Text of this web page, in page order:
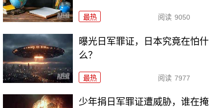
最热 阅读 9050
曝光日军罪证，日本究竟在怕什
么？
最热 阅读 7977
少年捐日军罪证遭威胁，谁在掩